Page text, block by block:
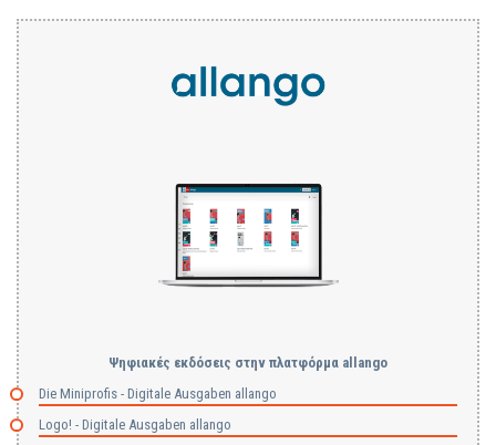
Ψηφιακές εκδόσεις στην πλατφόρμα allango
Die Miniprofis - Digitale Ausgaben allango
Logo! - Digitale Ausgaben allango